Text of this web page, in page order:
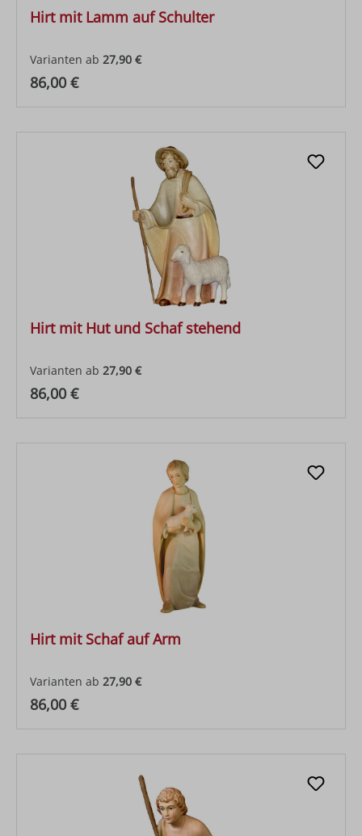
Hirt mit Lamm auf Schulter
Varianten ab 27,90 €
Regulärer Preis:
86,00 €
Hirt mit Hut und Schaf stehend
Varianten ab 27,90 €
Regulärer Preis:
86,00 €
Hirt mit Schaf auf Arm
Varianten ab 27,90 €
Regulärer Preis:
86,00 €